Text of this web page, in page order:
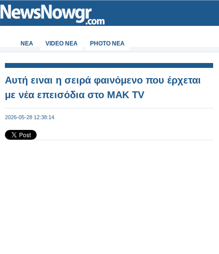
ΝΕΑ VIDEO NEA PHOTO NEA
Αυτή ειναι η σειρά φαινόμενο που έρχεται
με νέα επεισόδια στο ΜΑΚ TV
2026-05-28 12:38:14